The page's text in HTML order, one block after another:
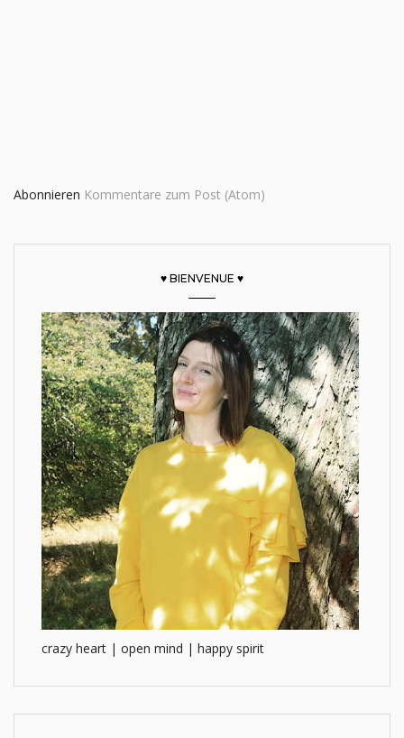
Abonnieren Kommentare zum Post (Atom)
♥ BIENVENUE ♥
crazy heart | open mind | happy spirit